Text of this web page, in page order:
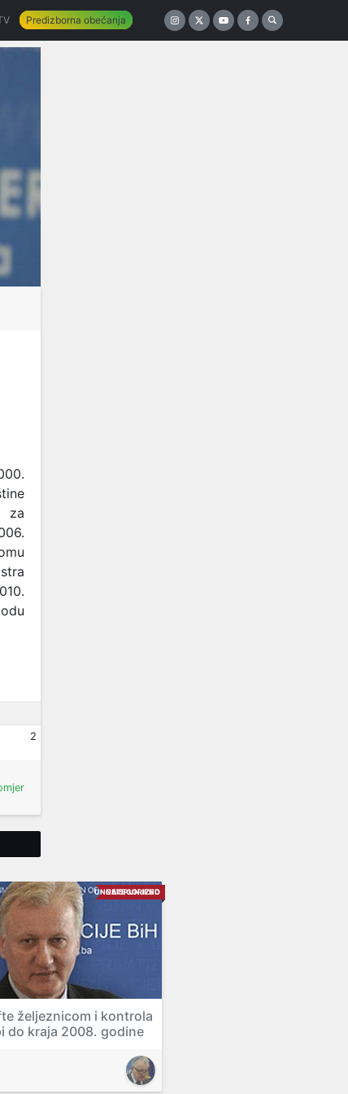
Predizborna obećanja
za
2
NEISPUNJENO
UNCATEGORIZED
željeznicom i kontrola
do kraja 2008. godine